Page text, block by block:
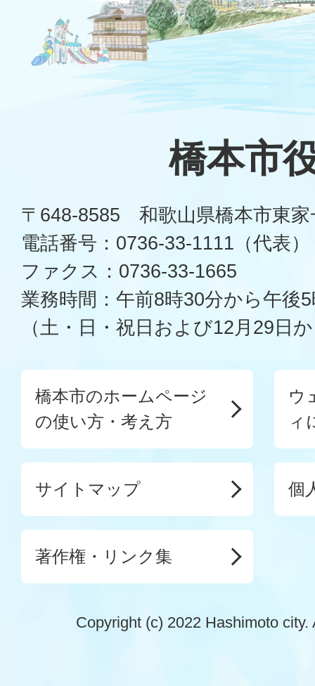
橋本市
〒648-8585 和歌山県橋本市東家
電話番号：0736-33-1111（代表）
ファクス：0736-33-1665
業務時間：午前8時30分から午後
（土・日・祝日および12月29日
橋本市のホームページ
の使い方・考え方
ウ
ィ
サイトマップ 個
著作権・リンク集
Copyright (c) 2022 Hashimoto